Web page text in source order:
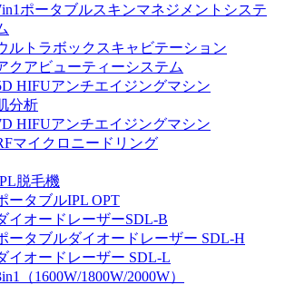
ポータブルスキンマネジメントシステ
ルトラボックスキャビテーション
クアビューティーシステム
HIFUアンチエイジングマシン
分析
HIFUアンチエイジングマシン
マイクロニードリング
脱毛機
ータブルIPL OPT
イオードレーザーSDL-B
ータブルダイオードレーザー SDL-H
イオードレーザー SDL-L
（1600W/1800W/2000W）